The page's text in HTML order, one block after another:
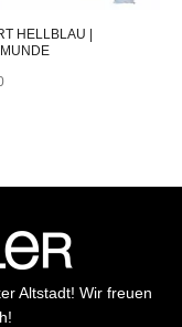
HELLBLAU |
Altstadt! Wir freuen